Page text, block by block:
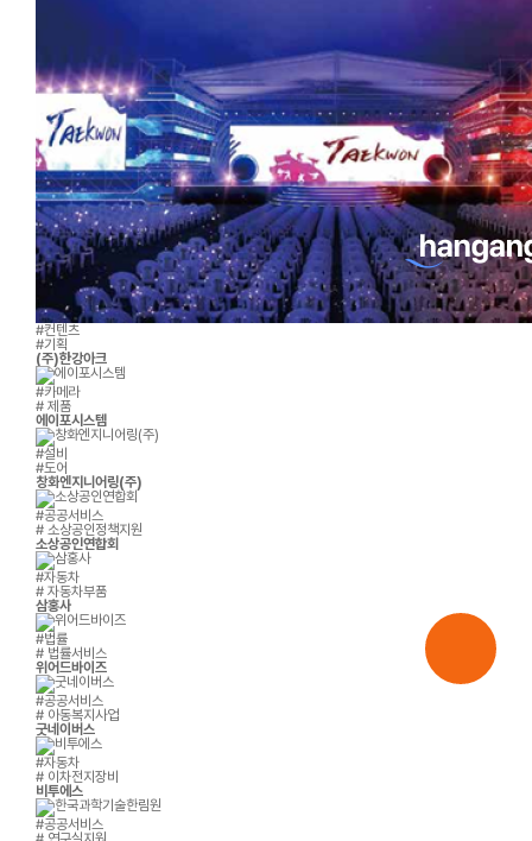
#컨텐츠
#기획
(주)한강아크
#카메라
# 제품
에이포시스템
#설비
#도어
창화엔지니어링(주)
#공공서비스
# 소상공인정책지원
소상공인연합회
#자동차
# 자동차부품
삼홍사
#법률
# 법률서비스
위어드바이즈
#공공서비스
# 아동복지사업
굿네이버스
#자동차
# 이차전지장비
비투에스
#공공서비스